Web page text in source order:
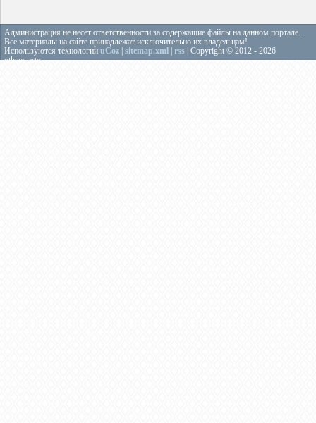
Администрация не несёт ответственности за содержащие файлы на данном портале.
Все материалы на сайте принадлежат исключительно их владельцам!
Используются технологии uCoz sitemap.xml rss | Copyright © 2012 - 2026
«theps.art»